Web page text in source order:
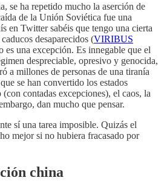
se ha repetido mucho la aserción de
de la Unión Soviética fue una
en Twitter sabéis que tengo una cierta
desaparecidos (VIRIBUS
es una excepción. Es innegable que el
despreciable, opresivo y genocida,
a millones de personas de una tiranía
se han convertido los estados
contadas excepciones), el caos, la
dan mucho que pensar.
sí una tarea imposible. Quizás el
mejor si no hubiera fracasado por
china